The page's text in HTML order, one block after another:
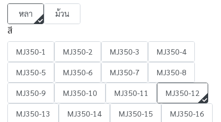
หลา ม้วน
สี
MJ350-1 MJ350-2 MJ350-3
MJ350-4
MJ350-5
MJ350-6 MJ350-7
MJ350-8
MJ350-9
MJ350-10 MJ350-11
MJ350-12
MJ350-13
MJ350-14 MJ350-15
MJ350-16